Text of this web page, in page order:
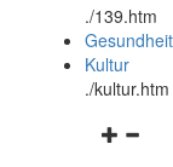
./139.htm
Gesundheit
Kultur
./kultur.htm